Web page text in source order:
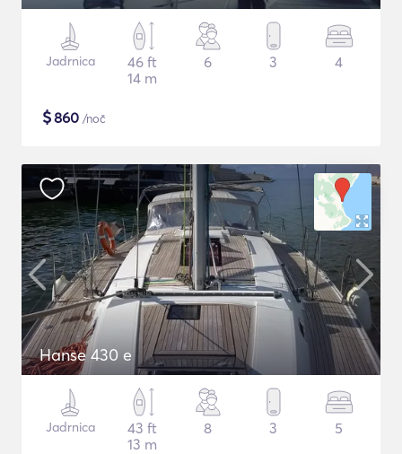
Jadrnica
46 ft
14 m
6 3 4
$860 /noč
Hanse 430 e
Jadrnica
43 ft
13 m
8 3 5